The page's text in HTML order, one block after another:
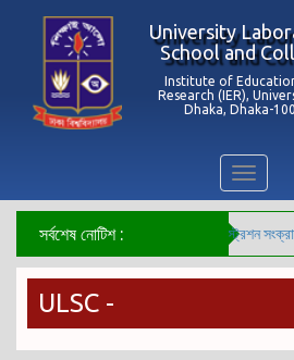
University
School and
Institute of
Research (IER),
Dhaka, Dhaka-
Toggle
সর্বশেষ নোটিশ :
সালের ৯ম শ্রেণির শিক্ষার্থীদের বোর্ড রেজিস্ট্রেশন
ULSC -